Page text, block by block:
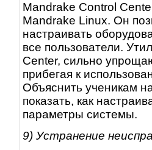
Mandrake Control
Mandrake Linux. Он
настраивать
все пользователи.
Center, сильно
прибегая к
Объяснить ученикам
показать, как
параметры системы.
9) Устранение